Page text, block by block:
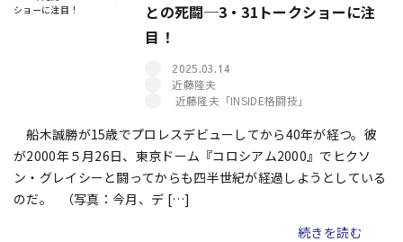
との死闘─3・31トークショーに注
目！
2025.03.14
近藤隆夫
近藤隆夫「INSIDE格闘技」
船木誠勝が15歳でプロレスデビューしてから40年が経つ。彼
が2000年５月26日、東京ドーム『コロシアム2000』でヒクソ
ン・グレイシーと闘ってからも四半世紀が経過しようとしている
のだ。 （写真：今月、デ […]
続きを読む